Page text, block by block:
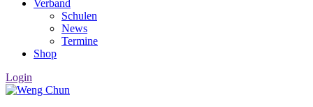
Verband
Schulen
News
Termine
Shop
Login